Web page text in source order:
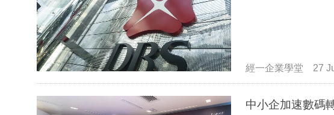
經一企業學堂 27
中小企加速數碼